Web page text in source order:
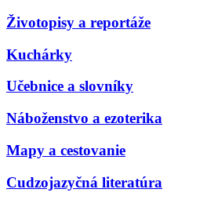
Životopisy a reportáže
Kuchárky
Učebnice a slovníky
Náboženstvo a ezoterika
Mapy a cestovanie
Cudzojazyčná literatúra